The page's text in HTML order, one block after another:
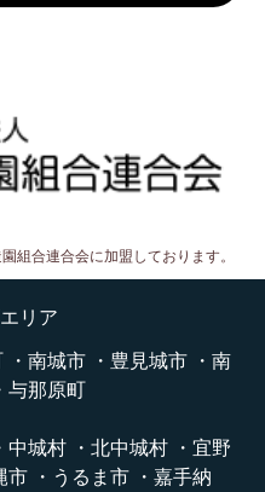
組合連合会に加盟しております。
リア
・南城市 ・豊見城市 ・南
与那原町
中城村 ・北中城村 ・宜野
市 ・うるま市 ・嘉手納